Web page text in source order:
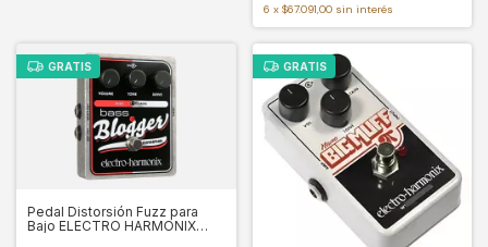
6 x $67.091,00 sin interés
GRATIS
Pedal Distorsión Fuzz para
Bajo ELECTRO HARMONIX
GRATIS